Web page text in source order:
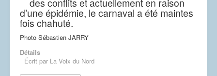
des conflits et actuellement en raison
d’une épidémie, le carnaval a été maintes
fois chahuté.
Photo Sébastien JARRY
Détails
Écrit par La Voix du Nord